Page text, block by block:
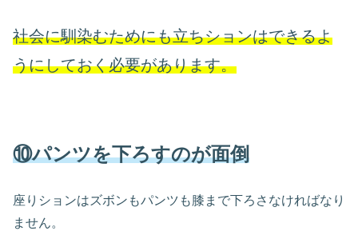
社会に馴染むためにも立ちションはできるよ
うにしておく必要があります。
⑩パンツを下ろすのが面倒
座りションはズボンもパンツも膝まで下ろさなければなり
ません。